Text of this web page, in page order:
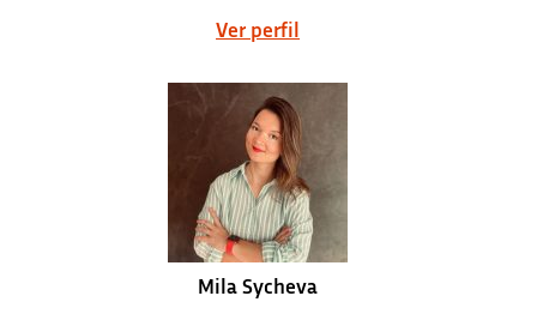
Ver perfil
Mila Sycheva